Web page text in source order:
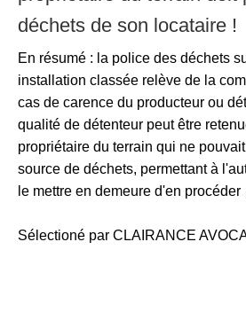
déchets de son locataire !
En résumé : la police des déchets
installation classée relève de la
cas de carence du producteur ou
qualité de détenteur peut être
propriétaire du terrain qui ne
source de déchets, permettant à
le mettre en demeure d'en
Sélectioné par CLAIRANCE